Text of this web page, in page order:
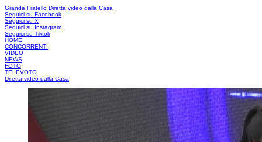
Grande Fratello Diretta video dalla Casa
Seguici su Facebook
Seguici su X
Seguici su Instagram
Seguici su Tiktok
HOME
CONCORRENTI
VIDEO
NEWS
FOTO
TELEVOTO
Diretta video dalla Casa